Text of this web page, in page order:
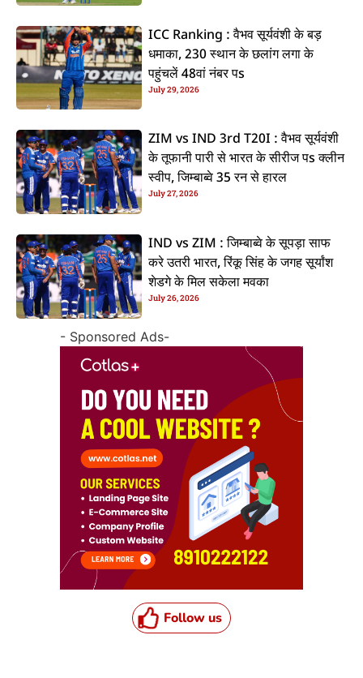
ICC Ranking : वैभव सूर्यवंशी के बड़
धमाका, 230 स्थान के छलांग लगा के
पहुंचलें 48वां नंबर पs
July 29, 2026
ZIM vs IND 3rd T20I : वैभव सूर्यवंशी
के तूफानी पारी से भारत के सीरीज पs क्लीन
स्वीप, जिम्बाब्वे 35 रन से हारल
July 27, 2026
IND vs ZIM : जिम्बाब्वे के सूपड़ा साफ
करे उतरी भारत, रिंकू सिंह के जगह सूर्यांश
शेडगे के मिल सकेला मवका
July 26, 2026
- Sponsored Ads-
Follow us